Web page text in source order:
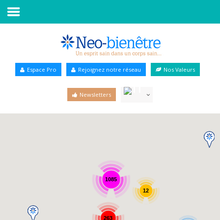
Annuaire Bien-être
Espace Pro Rejoignez notre réseau Nos Valeurs
Newsletters
1085
263
12